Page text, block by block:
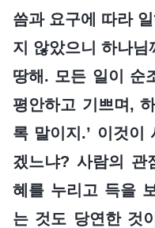
씀과 요구에 따라
지 않았으니 하나
땅해. 모든 일이 순
평안하고 기쁘며,
록 말이지.’ 이것이
겠느냐? 사람의 관
혜를 누리고 득을
는 것도 당연한 것